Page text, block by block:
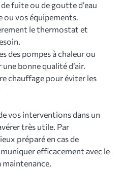
fuite ou de goutte d’eau
ou vos équipements.
le thermostat et
des pompes à chaleur ou
bonne qualité d’air.
chauffage pour éviter les
vos interventions dans un
très utile. Par
préparé en cas de
efficacement avec le
maintenance.